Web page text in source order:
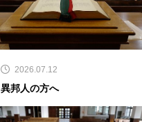
2026.07.12
異邦人の方へ